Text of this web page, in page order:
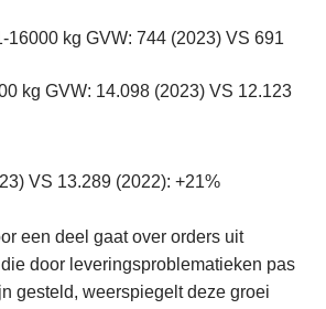
16000 kg GVW: 744 (2023) VS 691
kg GVW: 14.098 (2023) VS 12.123
VS 13.289 (2022): +21%
een deel gaat over orders uit
door leveringsproblematieken pas
gesteld, weerspiegelt deze groei